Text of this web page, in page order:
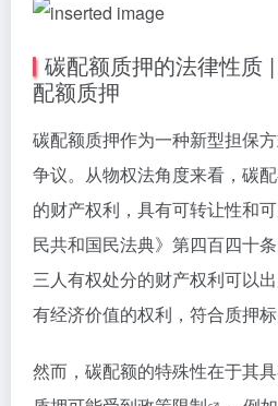
碳配额质押的法律性质
配额质押
碳配额质押作为一种新型担保
争议。从物权法角度来看，碳
的财产权利，具有可转让性和
民共和国民法典》第四百四十
三人有权处分的财产权利可以
有经济价值的权利，符合质押标
然而，碳配额的特殊性在于其